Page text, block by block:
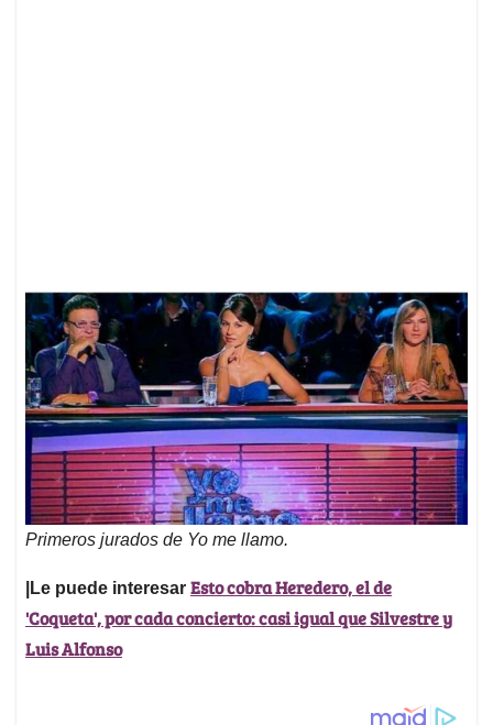
Primeros jurados de Yo me llamo.
|Le puede interesar Esto cobra Heredero, el de
'Coqueta', por cada concierto: casi igual que Silvestre y
Luis Alfonso